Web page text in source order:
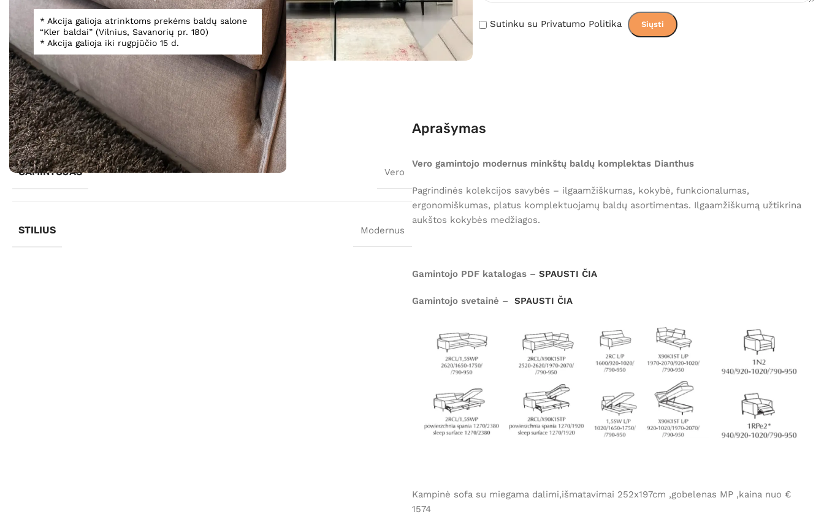
* Akcija galioja atrinktoms prekėms baldų salone
“Kler baldai” (Vilnius, Savanorių pr. 180)
* Akcija galioja iki rugpjūčio 15 d.
Spustelėkite, norėdami padidinti
Sutinku su Privatumo Politika
Informacija
GAMINTOJAS Vero
STILIUS Modernus
Aprašymas
Vero gamintojo modernus minkštų baldų komplektas Dianthus
Pagrindinės kolekcijos savybės – ilgaamžiškumas, kokybė, funkcionalumas,
ergonomiškumas, platus komplektuojamų baldų asortimentas. Ilgaamžiškumą užtikrina
aukštos kokybės medžiagos.
Gamintojo PDF katalogas – SPAUSTI ČIA
Gamintojo svetainė – SPAUSTI ČIA
Kampinė sofa su miegama dalimi,išmatavimai 252x197cm ,gobelenas MP ,kaina nuo €
1574